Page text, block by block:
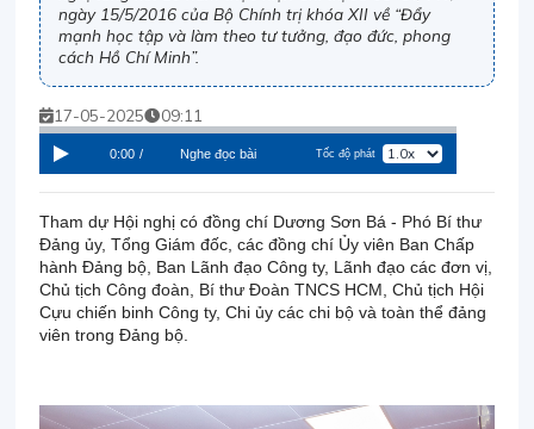
ngày 15/5/2016 của Bộ Chính trị khóa XII về “Đẩy
mạnh học tập và làm theo tư tưởng, đạo đức, phong
cách Hồ Chí Minh”.
17-05-2025 09:11
0:00 / Nghe đọc bài Tốc độ phát
Tham dự Hội nghị có đồng chí Dương Sơn Bá - Phó Bí thư
Đảng ủy, Tổng Giám đốc, các đồng chí Ủy viên Ban Chấp
hành Đảng bộ, Ban Lãnh đạo Công ty, Lãnh đạo các đơn vị,
Chủ tịch Công đoàn, Bí thư Đoàn TNCS HCM, Chủ tịch Hội
Cựu chiến binh Công ty, Chi ủy các chi bộ và toàn thể đảng
viên trong Đảng bộ.